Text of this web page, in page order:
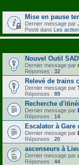
Mise en pause
Dernier message par
Posté dans Les
Nouvel Outil
Dernier message par
Réponses : 32
Relevé de trains
Dernier message par
Réponses : 89
Recherche
Dernier message par
Réponses : 14
Escalator à Gare
Dernier message par
Réponses : 20
ascenseurs à
Dernier message par
Réponses : 44